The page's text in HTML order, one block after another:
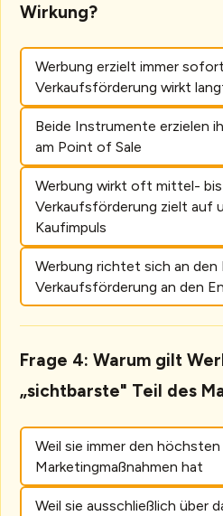
Wirkung?
Werbung erzielt immer
Verkaufsförderung wirkt
Beide Instrumente erzielen
am Point of Sale
Werbung wirkt oft mittel-
Verkaufsförderung zielt auf
Kaufimpuls
Werbung richtet sich an den
Verkaufsförderung an den
Frage 4: Warum gilt
„sichtbarste" Teil des
Weil sie immer den
Marketingmaßnahmen hat
Weil sie ausschließlich über